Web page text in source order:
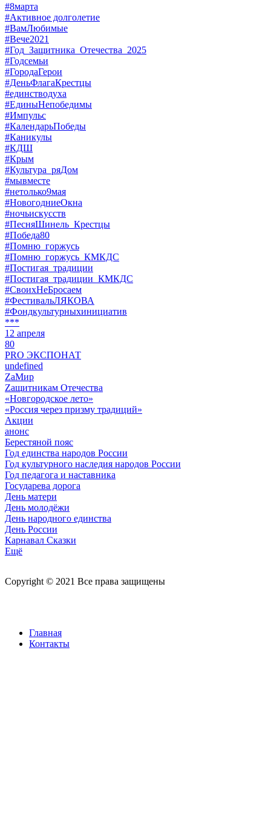
#8марта
#Активное долголетие
#ВамЛюбимые
#Вече2021
#Год_Защитника_Отечества_2025
#Годсемьи
#ГородаГерои
#ДеньФлагаКрестцы
#единстводуха
#ЕдиныНепобедимы
#Импульс
#КалендарьПобеды
#Каникулы
#КДШ
#Крым
#Культура_ряДом
#мывместе
#нетолько9мая
#НовогодниеОкна
#ночьискусств
#ПесняШинель_Крестцы
#Победа80
#Помню_горжусь
#Помню_горжусь_КМКДС
#Постигая_традиции
#Постигая_традиции_КМКДС
#СвоихНеБросаем
#ФестивальЛЯКОВА
#Фондкультурныхинициатив
***
12 апреля
80
PRO ЭКСПОНАТ
undefined
ZaМир
Zащитникам Отечества
«Новгородское лето»
«Россия через призму традиций»
Акции
анонс
Берестяной пояс
Год единства народов России
Год культурного наследия народов России
Год педагога и наставника
Государева дорога
День матери
День молодёжи
День народного единства
День России
Карнавал Сказки
Ещё
Copyright © 2021 Все права защищены
Главная
Контакты